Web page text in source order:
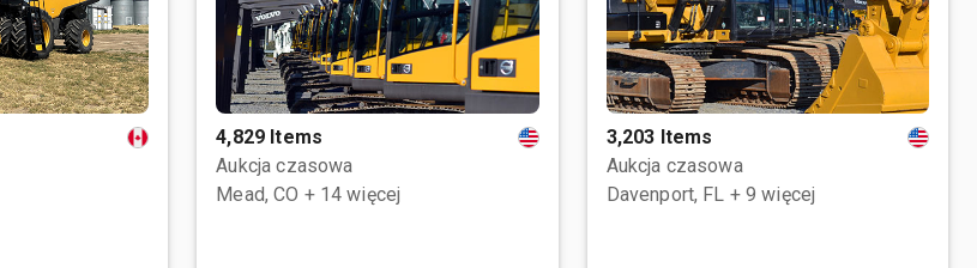
4,829 Items
Aukcja czasowa
Mead, CO + 14 więcej
3,203 Items
Aukcja czasowa
Davenport, FL + 9 więcej